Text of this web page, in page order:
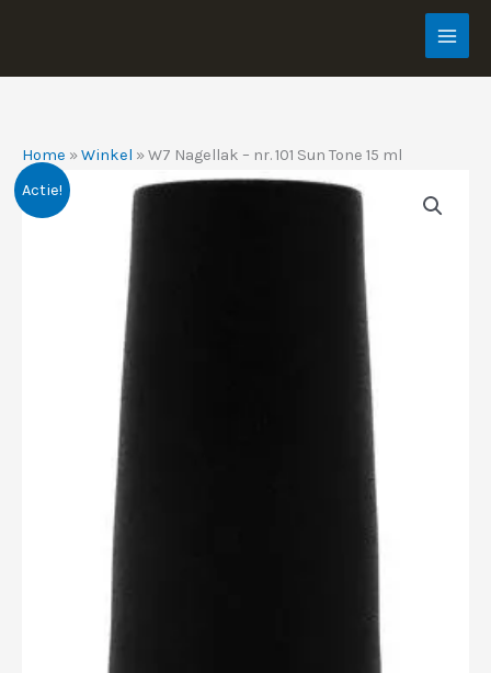
de
Home »Winkel »W7 Nagellak – nr. 101 Sun Tone 15 ml
Actie!